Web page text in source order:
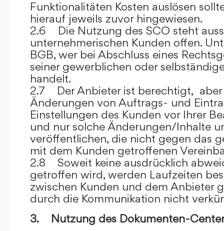
Funktionalitäten Kosten auslösen
hierauf jeweils zuvor hingewiesen.
2.6 Die Nutzung des SCO steht
unternehmerischen Kunden offen.
BGB, wer bei Abschluss eines
seiner gewerblichen oder
handelt.
2.7 Der Anbieter ist berechtigt,
Änderungen von Auftrags- und
Einstellungen des Kunden vor Ihrer
und nur solche Änderungen/Inhalte
veröffentlichen, die nicht gegen das
mit dem Kunden getroffenen
2.8 Soweit keine ausdrücklich
getroffen wird, werden Laufzeiten
zwischen Kunden und dem Anbieter
durch die Kommunikation nicht
3. Nutzung des Dokumenten-